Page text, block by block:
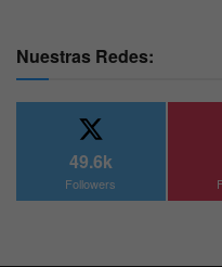
Nuestras Redes:
49.6k
Followers